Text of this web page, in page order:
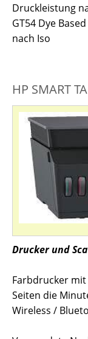
Druckleistung
GT54 Dye
nach Iso
HP SMART
Drucker und
Farbdrucker
Seiten die
Wireless /